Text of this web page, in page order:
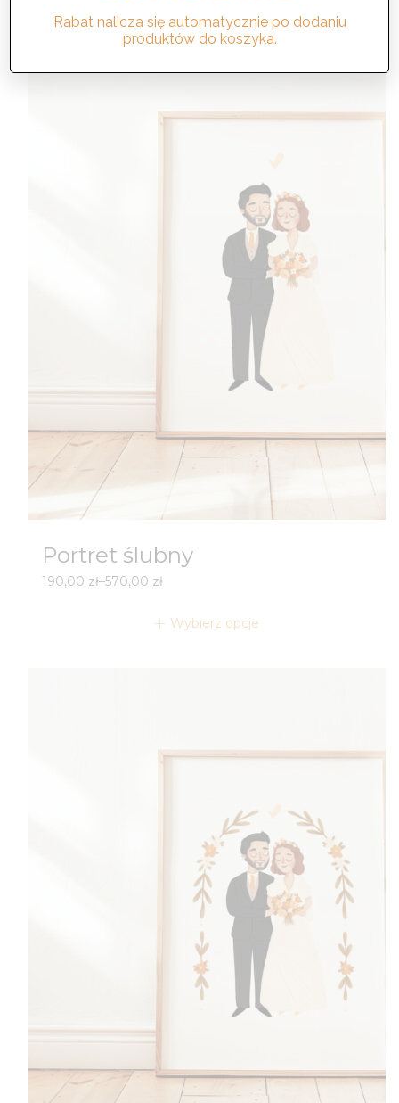
Portret ślubny
190,00 zł–570,00 zł
Zakres
Wybierz opcje
Rabat nalicza się automatycznie po dodaniu
produktów do koszyka.